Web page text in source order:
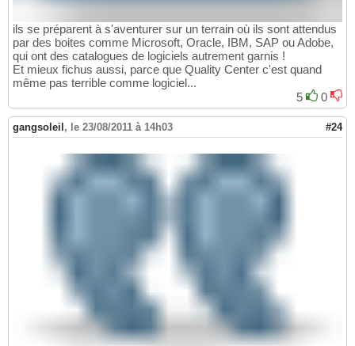
ils se préparent à s'aventurer sur un terrain où ils sont attendus
par des boites comme Microsoft, Oracle, IBM, SAP ou Adobe,
qui ont des catalogues de logiciels autrement garnis !
Et mieux fichus aussi, parce que Quality Center c'est quand
même pas terrible comme logiciel...
5
0
gangsoleil , le 23/08/2011 à 14h03 #24